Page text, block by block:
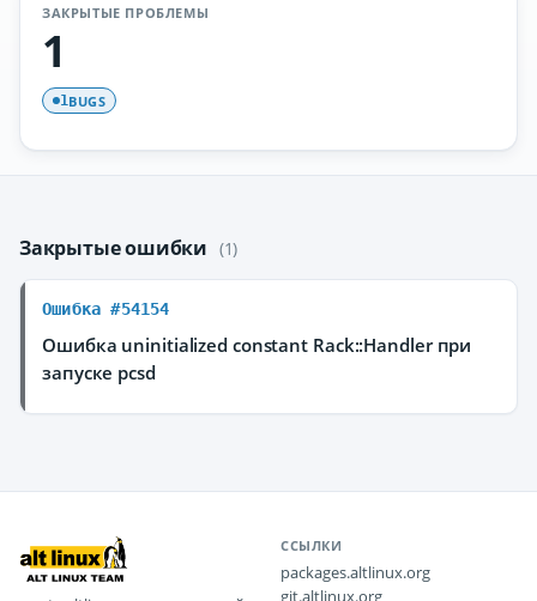
ЗАКРЫТЫЕ ПРОБЛЕМЫ
1
1BUGS
Закрытые ошибки (1)
Ошибка #54154
Ошибка uninitialized constant Rack::Handler при
запуске pcsd
ССЫЛКИ
packages.altlinux.org
git.altlinux.org